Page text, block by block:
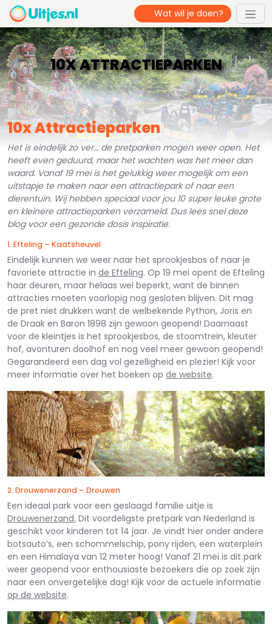
10X ATTRACTIEPARKEN
10x Attractieparken
Het is eindelijk zo ver… de pretparken mogen weer open. Het
heeft even geduurd, maar het wachten was het meer dan
waard. Vanaf 19 mei is het gelukkig weer mogelijk om een
uitstapje te maken naar een attractiepark of naar een
dierentuin. Wij hebben speciaal voor jou 10 super leuke grote
en kleinere attractieparken verzameld. Dus lees snel deze
blog voor een gezonde dosis inspiratie.
1. Efteling – Kaatsheuvel
Eindelijk kunnen we weer naar het sprookjesbos of naar je
favoriete attractie in de Efteling. Op 19 mei opent de Efteling
haar deuren, maar helaas wel beperkt, want de binnen
attracties moeten voorlopig nog gesloten blijven. Dit mag
de pret niet drukken want de welbekende Python, Joris en
de Draak en Baron 1898 zijn gewoon geopend! Daarnaast
voor de kleintjes is het sprookjesbos, de stoomtrein, kleuter
hof, avonturen doolhof en nog veel meer gewoon geopend!
Gegarandeerd een dag vol gezelligheid en plezier! Kijk voor
meer informatie over het boeken op de website.
2. Drouwenerzand – Drouwen
Een ideaal park voor een geslaagd familie uitje is
Drouwenerzand. Dit voordeligste pretpark van Nederland is
geschikt voor kinderen tot 14 jaar. Je vindt hier onder andere
botsauto’s, een schommelschip, pony rijden, een waterplein
en een Himalaya van 12 meter hoog! Vanaf 21 mei is dit park
weer geopend voor enthousiaste bezoekers die op zoek zijn
naar een onvergetelijke dag! Kijk voor de actuele informatie
op de website.